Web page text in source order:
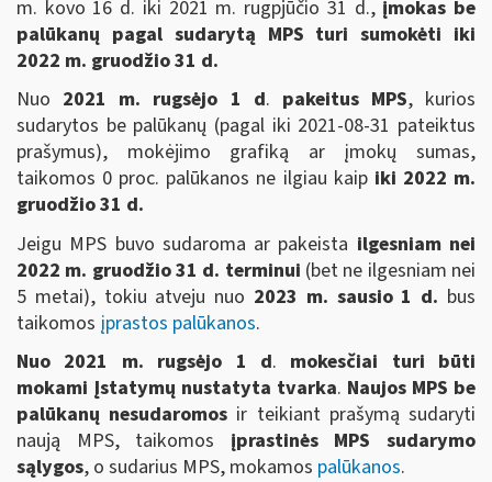
m. kovo 16 d. iki 2021 m. rugpjūčio 31 d., įmokas be
palūkanų pagal sudarytą MPS turi sumokėti iki
2022 m. gruodžio 31 d.
Nuo 2021 m. rugsėjo 1 d. pakeitus MPS, kurios
sudarytos be palūkanų (pagal iki 2021-08-31 pateiktus
prašymus), mokėjimo grafiką ar įmokų sumas,
taikomos 0 proc. palūkanos ne ilgiau kaip iki 2022 m.
gruodžio 31 d.
Jeigu MPS buvo sudaroma ar pakeista ilgesniam nei
2022 m. gruodžio 31 d. terminui (bet ne ilgesniam nei
5 metai), tokiu atveju nuo 2023 m. sausio 1 d. bus
taikomos įprastos palūkanos.
Nuo 2021 m. rugsėjo 1 d. mokesčiai turi būti
mokami Įstatymų nustatyta tvarka. Naujos MPS be
palūkanų nesudaromos ir teikiant prašymą sudaryti
naują MPS, taikomos įprastinės MPS sudarymo
sąlygos, o sudarius MPS, mokamos palūkanos.